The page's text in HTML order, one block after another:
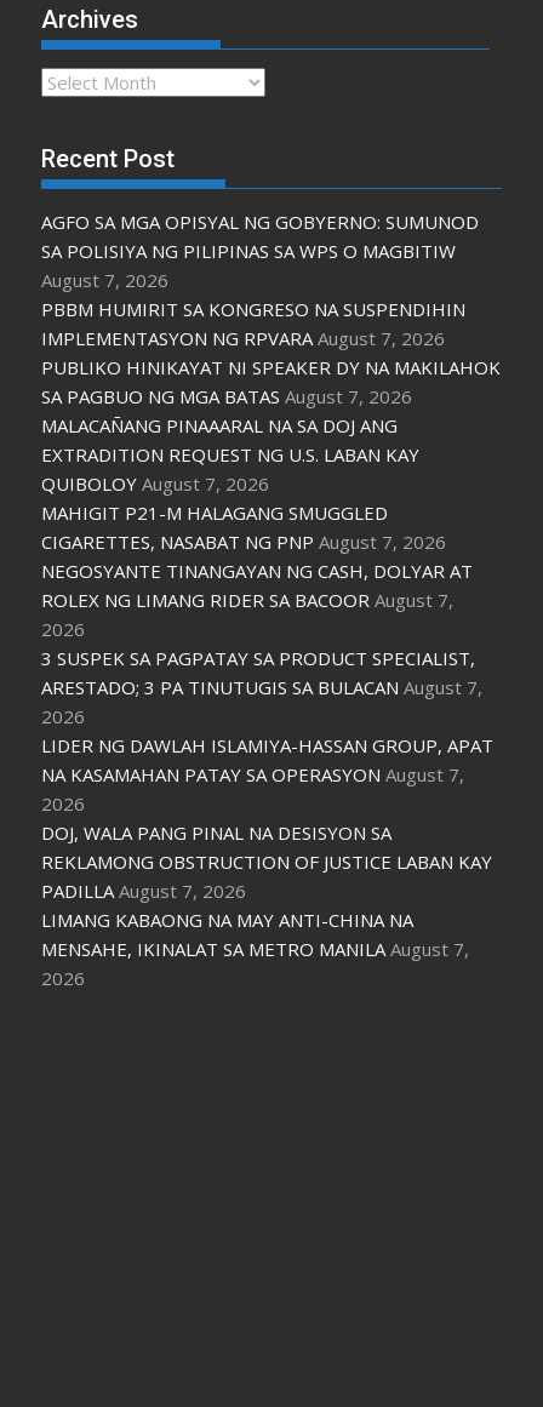
Archives
Archives
Recent Post
AGFO SA MGA OPISYAL NG GOBYERNO: SUMUNOD
SA POLISIYA NG PILIPINAS SA WPS O MAGBITIW
August 7, 2026
PBBM HUMIRIT SA KONGRESO NA SUSPENDIHIN
IMPLEMENTASYON NG RPVARA August 7, 2026
PUBLIKO HINIKAYAT NI SPEAKER DY NA MAKILAHOK
SA PAGBUO NG MGA BATAS August 7, 2026
MALACAÑANG PINAAARAL NA SA DOJ ANG
EXTRADITION REQUEST NG U.S. LABAN KAY
QUIBOLOY August 7, 2026
MAHIGIT P21-M HALAGANG SMUGGLED
CIGARETTES, NASABAT NG PNP August 7, 2026
NEGOSYANTE TINANGAYAN NG CASH, DOLYAR AT
ROLEX NG LIMANG RIDER SA BACOOR August 7,
2026
3 SUSPEK SA PAGPATAY SA PRODUCT SPECIALIST,
ARESTADO; 3 PA TINUTUGIS SA BULACAN August 7,
2026
LIDER NG DAWLAH ISLAMIYA-HASSAN GROUP, APAT
NA KASAMAHAN PATAY SA OPERASYON August 7,
2026
DOJ, WALA PANG PINAL NA DESISYON SA
REKLAMONG OBSTRUCTION OF JUSTICE LABAN KAY
PADILLA August 7, 2026
LIMANG KABAONG NA MAY ANTI-CHINA NA
MENSAHE, IKINALAT SA METRO MANILA August 7,
2026